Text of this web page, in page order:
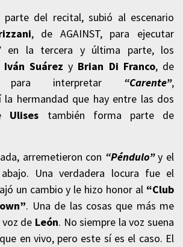
parte del recital, subió al escenario
, de AGAINST, para ejecutar
en la tercera y última parte, los
Iván Suárez y Brian Di Franco, de
para interpretar “Carente”,
la hermandad que hay entre las dos
Ulises también forma parte de
arremetieron con “Péndulo”y el
Una verdadera locura fue el
un cambio y le hizo honor al “Club
. Una de las cosas que más me
de León. No siempre la voz suena
en vivo, pero este sí es el caso. El